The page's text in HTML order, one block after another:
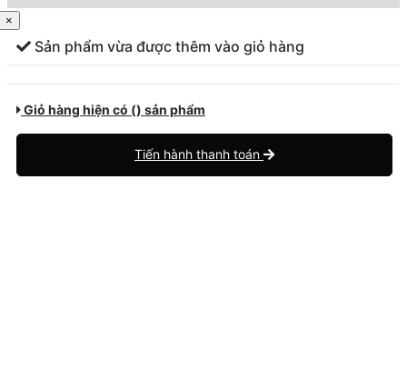
×
Sản phẩm vừa được thêm vào giỏ hàng
Giỏ hàng hiện có () sản phẩm
Tiến hành thanh toán